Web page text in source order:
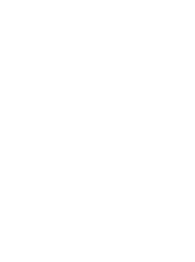
pariwisata kami,
dengan air berwarna putih
suasana pedesaan ala Eropa.
atau mencicipi makanan khas ala
bus pariwisata kami, Anda akan
tak terlupakan.
angklung yang menakjubkan.